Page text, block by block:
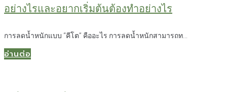
อย่างไรและอยากเริ่มต้นต้องทำอย่างไร
การลดน้ำหนักแบบ “คีโต” คืออะไร การลดน้ำหนักสามารถท...
อ่านต่อ